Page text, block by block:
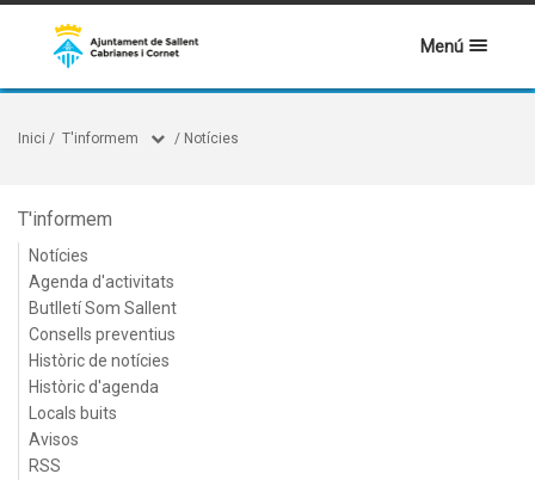
Menú
Inici / T'informem / Notícies
T'informem
Notícies
Agenda d'activitats
Butlletí Som Sallent
Consells preventius
Històric de notícies
Històric d'agenda
Locals buits
Avisos
RSS